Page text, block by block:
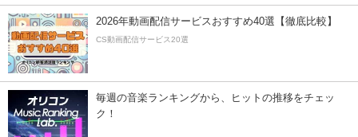
2026年動画配信サービスおすすめ40選【徹底比較】
CS動画配信サービス20選
毎週の音楽ランキングから、ヒットの推移をチェッ
ク！